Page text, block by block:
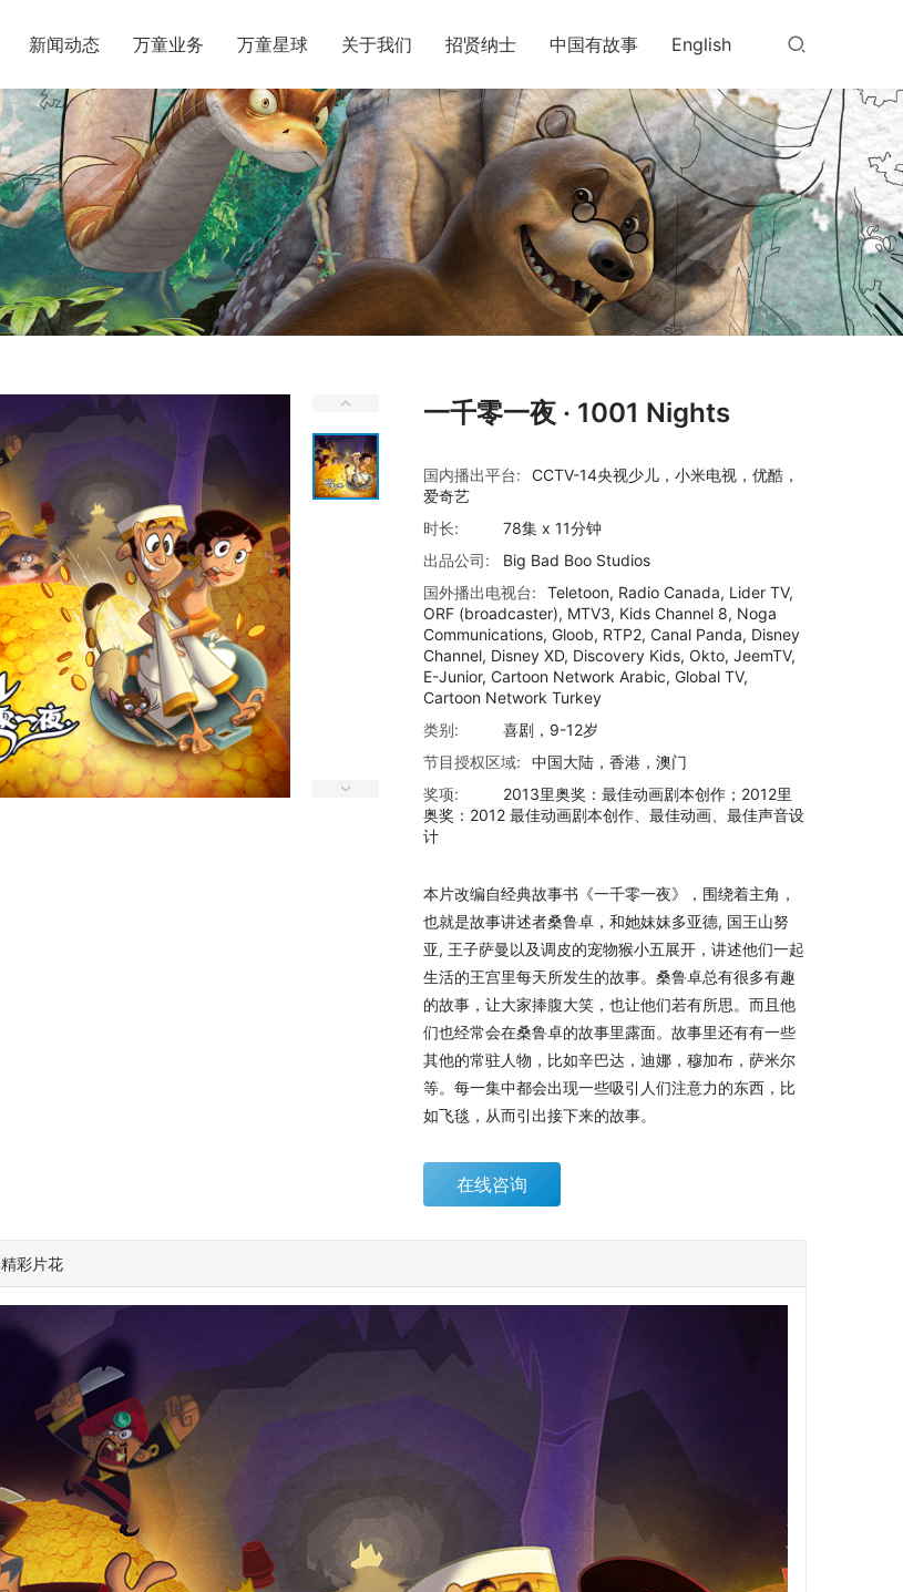
新闻动态 万童业务 万童星球 关于我们 招贤纳士 中国有故事 English
一千零一夜 · 1001 Nights
国内播出平台:
CCTV-14央视少儿，小米电视，优酷，
爱奇艺
时长:
78集 x 11分钟
出品公司:
Big Bad Boo Studios
国外播出电视台:
Teletoon, Radio Canada, Lider TV,
ORF (broadcaster), MTV3, Kids Channel 8, Noga
Communications, Gloob, RTP2, Canal Panda, Disney
Channel, Disney XD, Discovery Kids, Okto, JeemTV,
E-Junior, Cartoon Network Arabic, Global TV,
Cartoon Network Turkey
类别:
喜剧，9-12岁
节目授权区域:
中国大陆，香港，澳门
奖项:
2013里奥奖：最佳动画剧本创作；2012里
奥奖：2012 最佳动画剧本创作、最佳动画、最佳声音设
计
本片改编自经典故事书《一千零一夜》，围绕着主角，
也就是故事讲述者桑鲁卓，和她妹妹多亚德, 国王山努
亚, 王子萨曼以及调皮的宠物猴小五展开，讲述他们一起
生活的王宫里每天所发生的故事。桑鲁卓总有很多有趣
的故事，让大家捧腹大笑，也让他们若有所思。而且他
们也经常会在桑鲁卓的故事里露面。故事里还有有一些
其他的常驻人物，比如辛巴达，迪娜，穆加布，萨米尔
等。每一集中都会出现一些吸引人们注意力的东西，比
如飞毯，从而引出接下来的故事。
在线咨询
精彩片花